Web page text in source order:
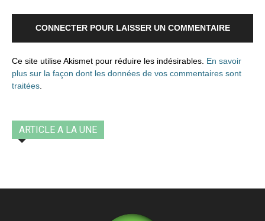
CONNECTER POUR LAISSER UN COMMENTAIRE
Ce site utilise Akismet pour réduire les indésirables. En savoir
plus sur la façon dont les données de vos commentaires sont
traitées
ARTICLE A LA UNE